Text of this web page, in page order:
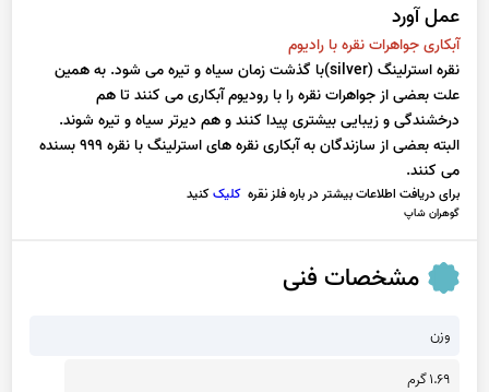
عمل آورد
آبکاری جواهرات نقره با رادیوم
نقره استرلینگ (silver)با گذشت زمان سیاه و تیره می شود. به همین
علت بعضی از جواهرات نقره را با رودیوم آبکاری می کنند تا هم
درخشندگی و زیبایی بیشتری پیدا کنند و هم دیرتر سیاه و تیره شوند.
البته بعضی از سازندگان به آبکاری نقره های استرلینگ با نقره 999 بسنده
می کنند.
برای دریافت اطلاعات بیشتر در باره فلز نقرهکلیککنید
گوهران شاپ
مشخصات فنی
وزن
1.69 گرم